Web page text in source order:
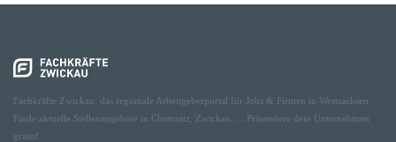
Fachkräfte Zwickau, das regionale Arbeitgeberportal für Jobs & Firmen in Westsachsen.
Finde aktuelle Stellenangebote in Chemnitz, Zwickau, ... Präsentiere dein Unternehmen
gratis!